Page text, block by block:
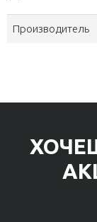
Производитель